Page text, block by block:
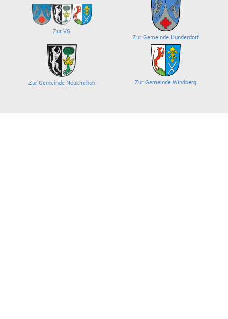
Zur VG
Zur Gemeinde Hunderdorf
Zur Gemeinde Neukirchen Zur Gemeinde Windberg